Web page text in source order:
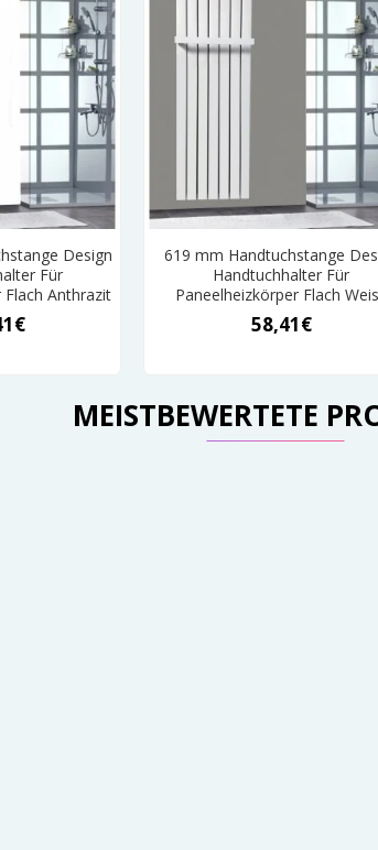
Design
Für
Flach Anthrazit
619 mm Handtuchstange
Handtuchhalter Für
Paneelheizkörper Flach
58,41€
MEISTBEWERTETE